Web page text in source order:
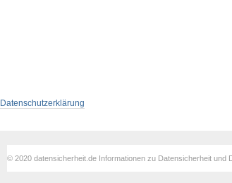
Datenschutzerklärung
© 2020 datensicherheit.de Informationen zu Datensicherheit und